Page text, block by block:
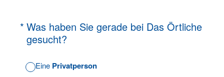
* Was haben Sie gerade bei Das Örtliche
gesucht?
(Erforderlich.)
Eine Privatperson